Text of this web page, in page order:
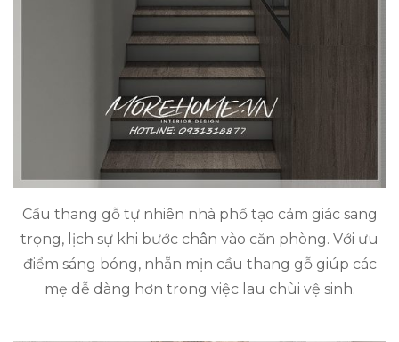
Cầu thang gỗ tự nhiên nhà phố tạo cảm giác sang
trọng, lịch sự khi bước chân vào căn phòng. Với ưu
điểm sáng bóng, nhẵn mịn cầu thang gỗ giúp các
mẹ dễ dàng hơn trong việc lau chùi vệ sinh.